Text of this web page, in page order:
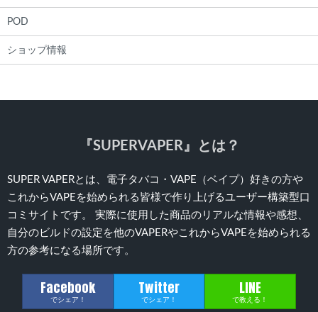
POD
ショップ情報
『SUPERVAPER』とは？
SUPER VAPERとは、電子タバコ・VAPE（ベイプ）好きの方や
これからVAPEを始められる皆様で作り上げるユーザー構築型口
コミサイトです。 実際に使用した商品のリアルな情報や感想、
自分のビルドの設定を他のVAPERやこれからVAPEを始められる
方の参考になる場所です。
Facebook
でシェア！
Twitter
でシェア！
LINE
で教える！